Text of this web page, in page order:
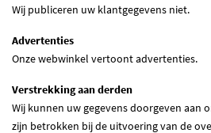
Wij publiceren uw klantgegevens niet.
Advertenties
Onze webwinkel vertoont advertenties.
Verstrekking aan derden
Wij kunnen uw gegevens doorgeven aan
zijn betrokken bij de uitvoering van de